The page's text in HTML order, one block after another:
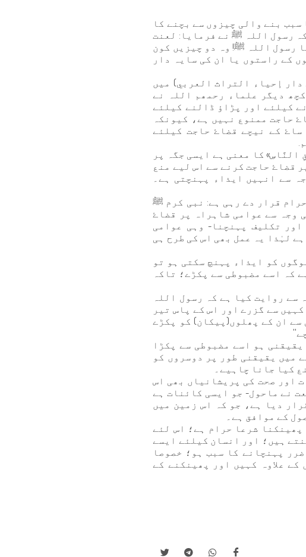
بنے والی چیزوں سے بچنے کا
رسول اللہ ﷺ نے فرمایا: لعنت
رسول اللہ ﷺ! وہ دو چیزیں کون
کے راستوں یا ان کی سایہ دار
رحمہ اللہ اپنی کتاب "شرح صحيح مسلم" (3/ 162، ط. دار إحياء التراث العربي) میں
دیگر علماء رحمھم اللہ نے
کیلئے اور پڑاؤ ڈالنے کیلئے
حاجت ممنوع نہیں ہے، کیونکہ
کے نیچے قضاۓ حاجت کیلئے
کا معنی ہے ایسی جگہ پر
قضاۓ حاجت کرنے سے اس لیے منع
سے انہیں ایذاء پہنچتی ہے۔
قرار دے رہی ہے: نبی کرم ﷺ
وجہ سے عوامی شاہراہ پر قضاۓ
تکلیف پہنچنا- وہی عوامی
لہٰذا یہ عمل بھی اس کی طرح ہی
کو ایذاء پہنچ سکتی ہو تو
کہ اسے مضبوطی سے پکڑے؛ تاکہ
سے روایت کیا ہے کہ رسول اللہ
سے گزرے اور اس کے پاس تیر
ان کے پھلوں(پیکان) کو پکڑے
ہو اسے مضبوطی سے پکڑا
میں یقیقنی طور پر دوسروں کو
کیا جانا چاہیے۔
اور صحت کی پریشانیاں بھی اس
نے ماحول- جو ایسی کائنات ہے
دیا ہے، جو کہ اس زمین میں
کے موافق ہے۔
شرعا حرام ہے؛ اس لئے
ہیں؛ اور انسان کیلئے ایسے
پہنچانے کا سبب ہو؛ خصوصا
علاوہ کہیں اور پھینکنے کے